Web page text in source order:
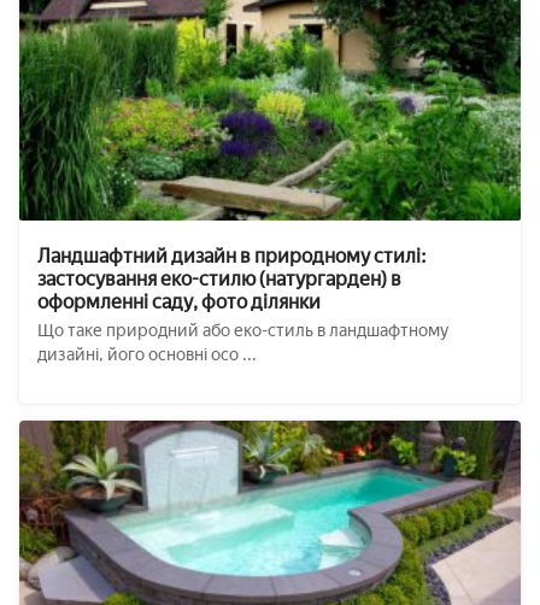
Ландшафтний дизайн в природному стилі:
застосування еко-стилю (натургарден) в
оформленні саду, фото ділянки
Що таке природний або еко-стиль в ландшафтному
дизайні, його основні осо ...